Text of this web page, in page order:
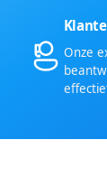
Onze